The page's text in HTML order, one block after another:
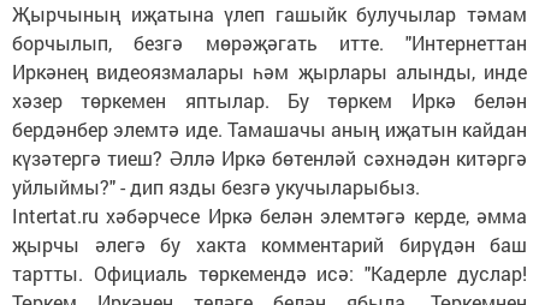
Җырчының иҗатына үлеп гашыйк булучылар тәмам
борчылып, безгә мөрәҗәгать итте. "Интернеттан
Иркәнең видеоязмалары һәм җырлары алынды, инде
хәзер төркемен яптылар. Бу төркем Иркә белән
бердәнбер элемтә иде. Тамашачы аның иҗатын кайдан
күзәтергә тиеш? Әллә Иркә бөтенләй сәхнәдән китәргә
уйлыймы?" - дип язды безгә укучыларыбыз.
Intertat.ru хәбәрчесе Иркә белән элемтәгә керде, әмма
җырчы әлегә бу хакта комментарий бирүдән баш
тартты. Официаль төркемендә исә: "Кадерле дуслар!